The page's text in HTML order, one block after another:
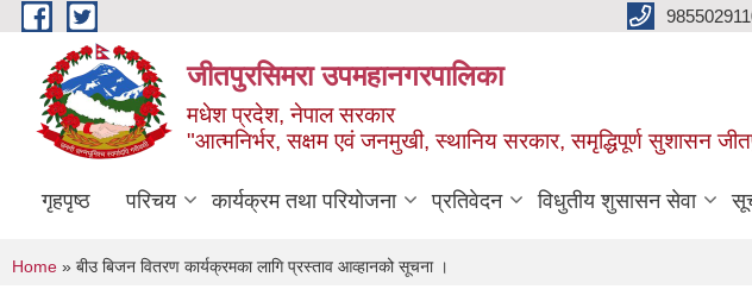
Skip to main content
जीतपुरसिमरा उपमहानगरपालिका
मधेश प्रदेश, नेपाल सरकार
"आत्मनिर्भर, सक्षम एवं जनमुखी, स्थानिय सरकार, समृद्धिपूर्ण सुशासन
गृहपृष्ठ परिचय कार्यक्रम तथा परियोजना प्रतिवेदन विधुतीय शुसासन सेवा
You are here
Home » बीउ बिजन वितरण कार्यक्रमका लागि प्रस्ताव आव्हानको सूचना ।